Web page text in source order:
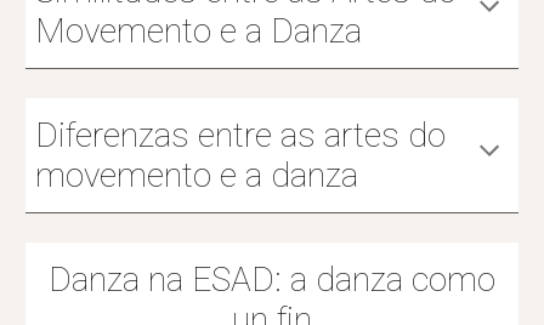
Movemento e a Danza
Diferenzas entre as artes do
movemento e a danza
Danza na ESAD: a danza como